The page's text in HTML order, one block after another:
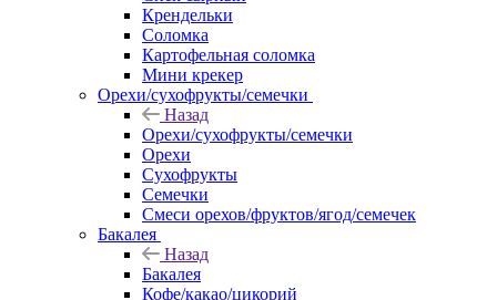
Крендельки
Соломка
Картофельная соломка
Мини крекер
Орехи/сухофрукты/семечки
Назад
Орехи/сухофрукты/семечки
Орехи
Сухофрукты
Семечки
Смеси орехов/фруктов/ягод/семечек
Бакалея
Назад
Бакалея
Кофе/какао/цикорий